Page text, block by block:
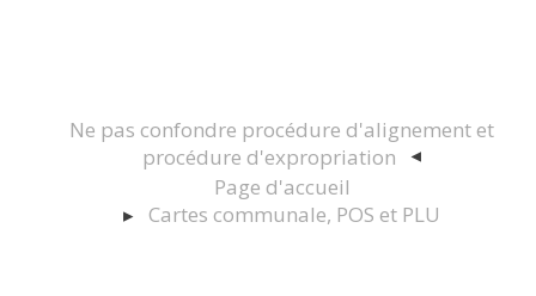
Ne pas confondre procédure d'alignement et
procédure d'expropriation
Page d'accueil
Cartes communale, POS et PLU